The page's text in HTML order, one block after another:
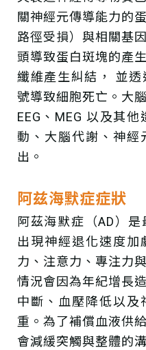
關神經元傳導能力的
路徑受損）與相關基
頭導致蛋白斑塊的產
纖維產生糾結， 並
號導致細胞死亡。大
EEG、MEG 以及其
動、大腦代謝、神經
出。
阿兹海默症症狀
阿茲海默症（AD）
出現神經退化速度加
力、注意力、專注力
情況會因為年紀增長
中斷、血壓降低以及
重。為了補償血液供
會減緩突觸與整體的